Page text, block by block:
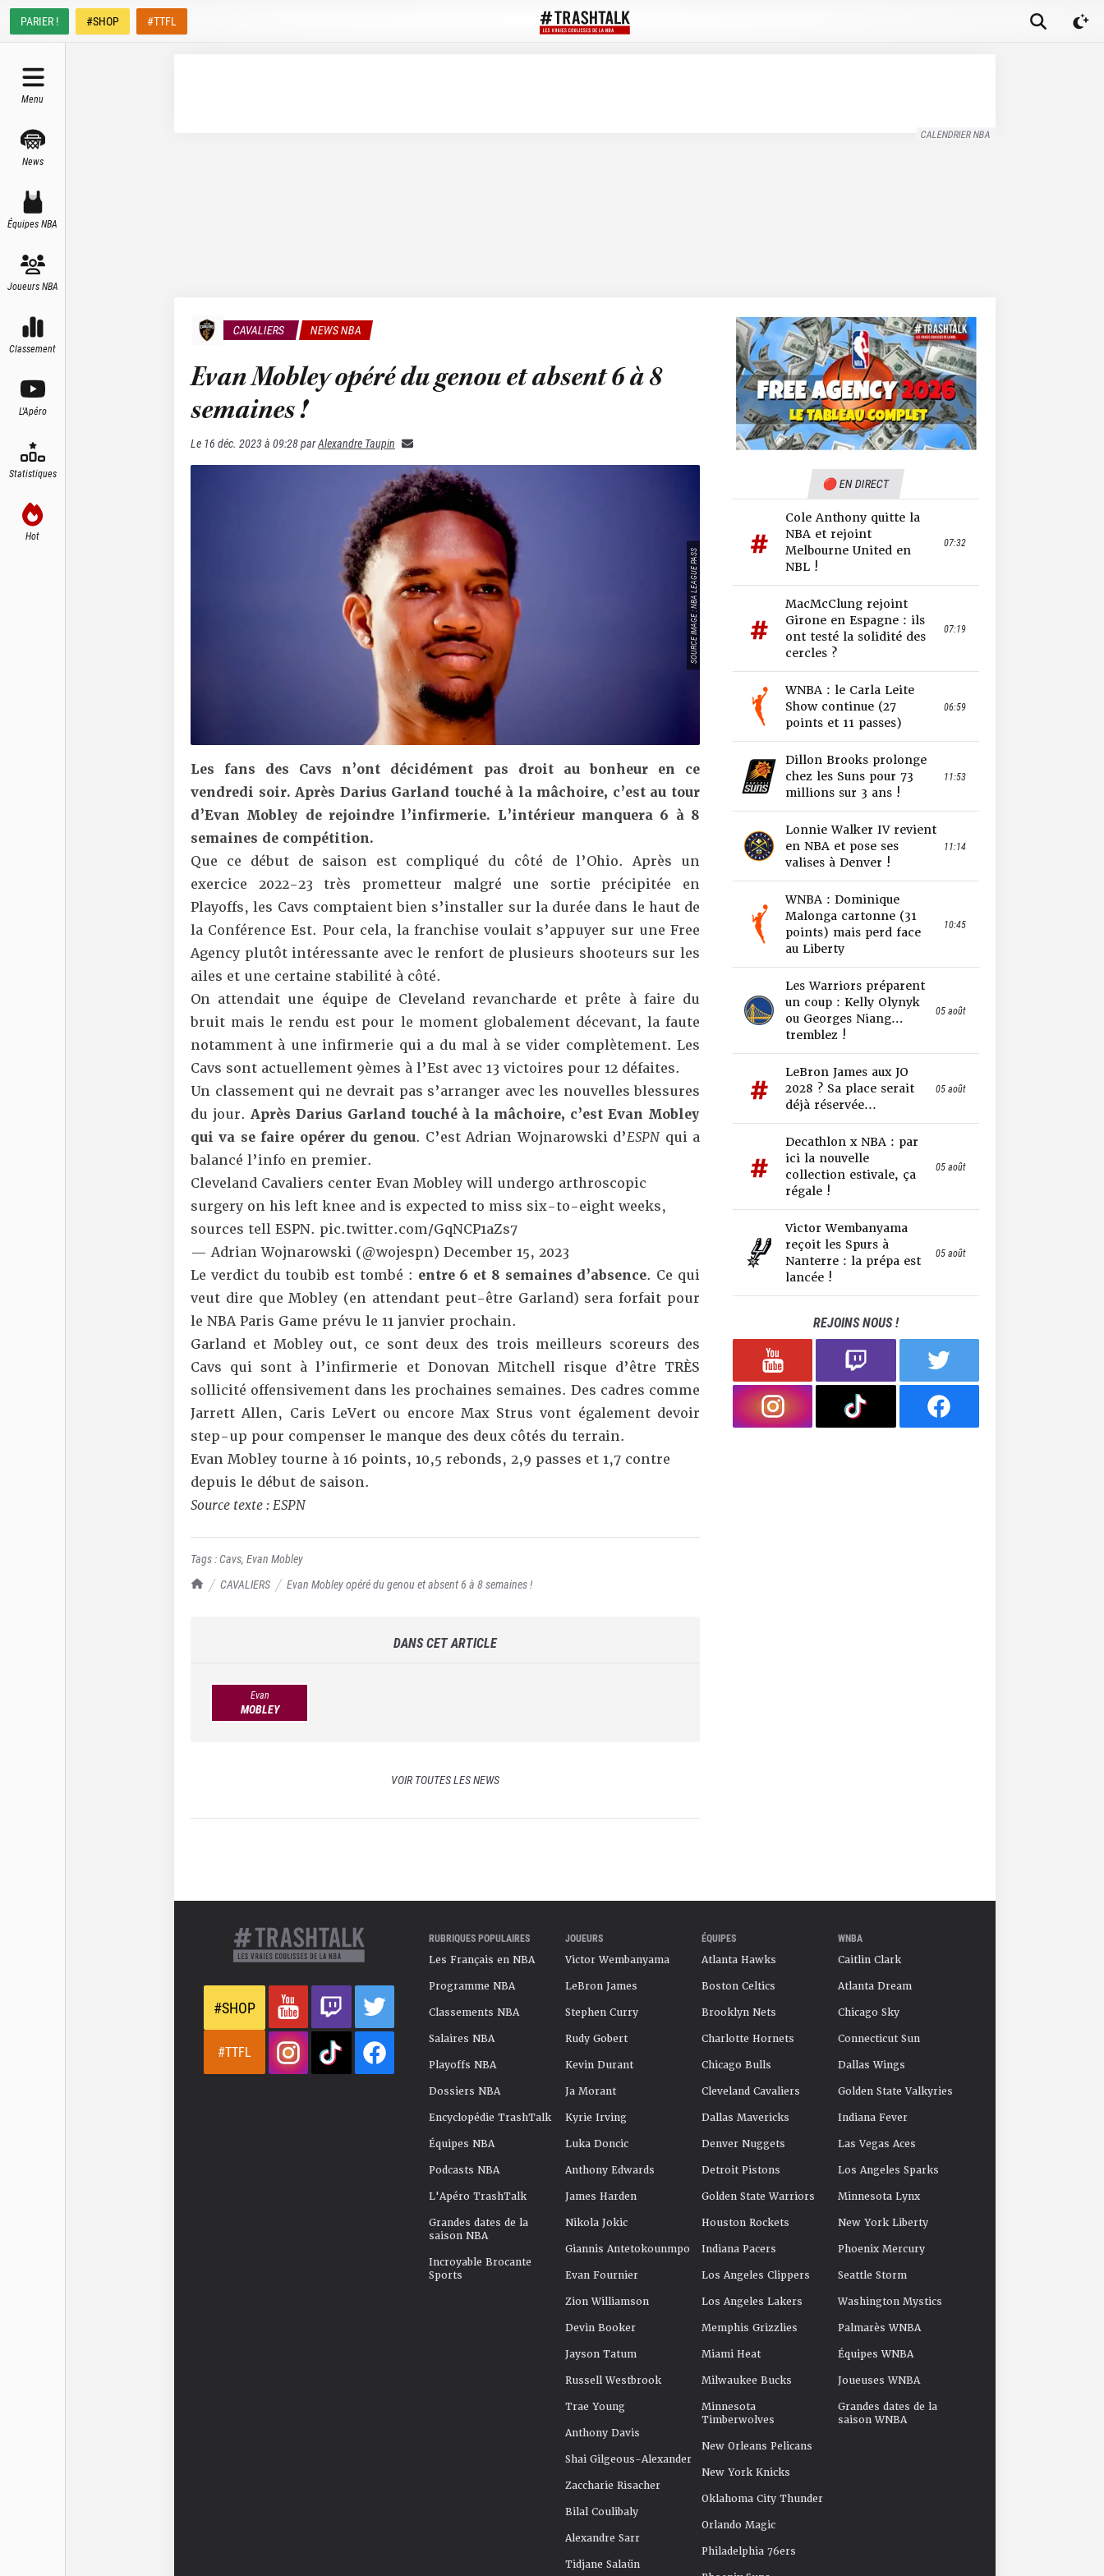
PARIER ! #SHOP #TTFL
Menu
News
Équipes NBA
Joueurs NBA
Classement
L'Apéro
Statistiques
Hot
CALENDRIER NBA
TrashTalk Actu NBA
CAVALIERS Evan Mobley opéré du genou et absent 6 à 8 semaines !
CAVALIERS NEWS NBA
Evan Mobley opéré du genou et absent 6 à 8
semaines !
Le 16 déc. 2023 à 09:28parAlexandre Taupin
SOURCE IMAGE : NBA LEAGUE PASS
Les fans des Cavs n’ont décidément pas droit au bonheur en ce
vendredi soir. Après Darius Garland touché à la mâchoire, c’est au tour
d’Evan Mobley de rejoindre l’infirmerie. L’intérieur manquera 6 à 8
semaines de compétition.
Que ce début de saison est compliqué du côté de l’Ohio. Après un
exercice 2022-23 très prometteur malgré une sortie précipitée en
Playoffs, les Cavs comptaient bien s’installer sur la durée dans le haut de
la Conférence Est. Pour cela, la franchise voulait s’appuyer sur une Free
Agency plutôt intéressante avec le renfort de plusieurs shooteurs sur les
ailes et une certaine stabilité à côté.
On attendait une équipe de Cleveland revancharde et prête à faire du
bruit mais le rendu est pour le moment globalement décevant, la faute
notamment à une infirmerie qui a du mal à se vider complètement. Les
Cavs sont actuellement 9èmes à l’Est avec 13 victoires pour 12 défaites.
Un classement qui ne devrait pas s’arranger avec les nouvelles blessures
du jour. Après Darius Garland touché à la mâchoire, c’est Evan Mobley
qui va se faire opérer du genou. C’est Adrian Wojnarowski d’ESPN qui a
balancé l’info en premier.
Cleveland Cavaliers center Evan Mobley will undergo arthroscopic
surgery on his left knee and is expected to miss six-to-eight weeks,
sources tell ESPN. pic.twitter.com/GqNCP1aZs7
— Adrian Wojnarowski (@wojespn) December 15, 2023
Le verdict du toubib est tombé : entre 6 et 8 semaines d’absence. Ce qui
veut dire que Mobley (en attendant peut-être Garland) sera forfait pour
le NBA Paris Game prévu le 11 janvier prochain.
Garland et Mobley out, ce sont deux des trois meilleurs scoreurs des
Cavs qui sont à l’infirmerie et Donovan Mitchell risque d’être TRÈS
sollicité offensivement dans les prochaines semaines. Des cadres comme
Jarrett Allen, Caris LeVert ou encore Max Strus vont également devoir
step-up pour compenser le manque des deux côtés du terrain.
Evan Mobley tourne à 16 points, 10,5 rebonds, 2,9 passes et 1,7 contre
depuis le début de saison.
Source texte : ESPN
Tags :Cavs, Evan Mobley
DANS CET ARTICLE
Evan
MOBLEY
VOIR TOUTES LES NEWS
🔴 EN DIRECT
Cole Anthony quitte la
NBA et rejoint
Melbourne United en
NBL !
07:32
MacMcClung rejoint
Girone en Espagne : ils
ont testé la solidité des
cercles ?
07:19
WNBA : le Carla Leite
Show continue (27
points et 11 passes)
06:59
Dillon Brooks prolonge
chez les Suns pour 73
millions sur 3 ans !
11:53
Lonnie Walker IV revient
en NBA et pose ses
valises à Denver !
11:14
WNBA : Dominique
Malonga cartonne (31
points) mais perd face
au Liberty
10:45
Les Warriors préparent
un coup : Kelly Olynyk
ou Georges Niang…
tremblez !
05 août
LeBron James aux JO
2028 ? Sa place serait
déjà réservée...
05 août
Decathlon x NBA : par
ici la nouvelle
collection estivale, ça
régale !
05 août
Victor Wembanyama
reçoit les Spurs à
Nanterre : la prépa est
lancée !
05 août
REJOINS NOUS !
#SHOP
#TTFL
RUBRIQUES POPULAIRES
Les Français en NBA
Programme NBA
Classements NBA
Salaires NBA
Playoffs NBA
Dossiers NBA
Encyclopédie TrashTalk
Équipes NBA
Podcasts NBA
L'Apéro TrashTalk
Grandes dates de la
saison NBA
Incroyable Brocante
Sports
JOUEURS
Victor Wembanyama
LeBron James
Stephen Curry
Rudy Gobert
Kevin Durant
Ja Morant
Kyrie Irving
Luka Doncic
Anthony Edwards
James Harden
Nikola Jokic
Giannis Antetokounmpo
Evan Fournier
Zion Williamson
Devin Booker
Jayson Tatum
Russell Westbrook
Trae Young
Anthony Davis
Shai Gilgeous-Alexander
Zaccharie Risacher
Bilal Coulibaly
Alexandre Sarr
Tidjane Salaün
ÉQUIPES
Atlanta Hawks
Boston Celtics
Brooklyn Nets
Charlotte Hornets
Chicago Bulls
Cleveland Cavaliers
Dallas Mavericks
Denver Nuggets
Detroit Pistons
Golden State Warriors
Houston Rockets
Indiana Pacers
Los Angeles Clippers
Los Angeles Lakers
Memphis Grizzlies
Miami Heat
Milwaukee Bucks
Minnesota
Timberwolves
New Orleans Pelicans
New York Knicks
Oklahoma City Thunder
Orlando Magic
Philadelphia 76ers
WNBA
Caitlin Clark
Atlanta Dream
Chicago Sky
Connecticut Sun
Dallas Wings
Golden State Valkyries
Indiana Fever
Las Vegas Aces
Los Angeles Sparks
Minnesota Lynx
New York Liberty
Phoenix Mercury
Seattle Storm
Washington Mystics
Palmarès WNBA
Équipes WNBA
Joueuses WNBA
Grandes dates de la
saison WNBA